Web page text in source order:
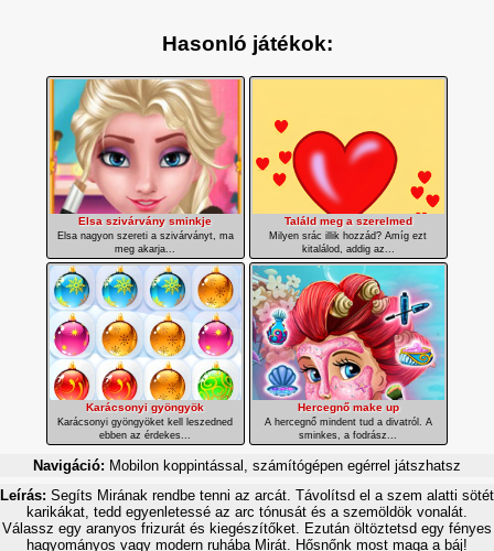
Hasonló játékok:
Elsa szivárvány sminkje
Elsa nagyon szereti a szivárványt, ma
meg akarja...
Találd meg a szerelmed
Milyen srác illik hozzád? Amíg ezt
kitalálod, addig az...
Karácsonyi gyöngyök
Karácsonyi gyöngyöket kell leszedned
ebben az érdekes...
Hercegnő make up
A hercegnő mindent tud a divatról. A
sminkes, a fodrász...
Navigáció: Mobilon koppintással, számítógépen egérrel játszhatsz
Leírás: Segíts Mirának rendbe tenni az arcát. Távolítsd el a szem alatti sötét
karikákat, tedd egyenletessé az arc tónusát és a szemöldök vonalát.
Válassz egy aranyos frizurát és kiegészítőket. Ezután öltöztetsd egy fényes
hagyományos vagy modern ruhába Mirát. Hősnőnk most maga a báj!